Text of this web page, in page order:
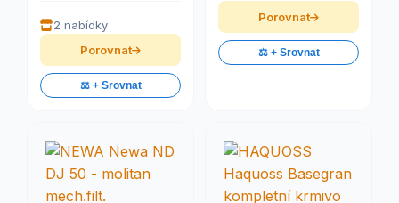
2 nabídky
Porovnat
⚖️ + Srovnat
Porovnat
⚖️ + Srovnat